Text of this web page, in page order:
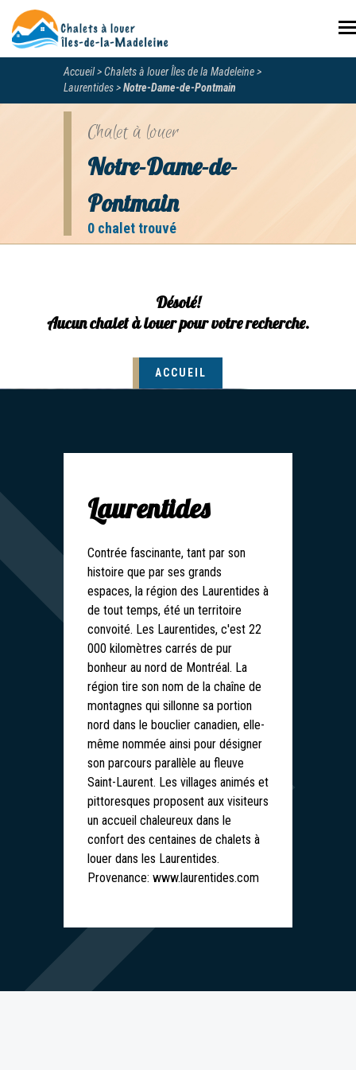
Accueil
Chalets à louer Îles de la Madeleine
Laurentides
Notre-Dame-de-Pontmain
Chalet à louer
Notre-Dame-de-
Pontmain
0 chalet trouvé
Désolé!
Aucun chalet à louer pour votre recherche.
ACCUEIL
Laurentides
Contrée fascinante, tant par son
histoire que par ses grands
espaces, la région des Laurentides à
de tout temps, été un territoire
convoité. Les Laurentides, c'est 22
000 kilomètres carrés de pur
bonheur au nord de Montréal. La
région tire son nom de la chaîne de
montagnes qui sillonne sa portion
nord dans le bouclier canadien, elle-
même nommée ainsi pour désigner
son parcours parallèle au fleuve
Saint-Laurent. Les villages animés et
pittoresques proposent aux visiteurs
un accueil chaleureux dans le
confort des centaines de chalets à
louer dans les Laurentides.
Provenance: www.laurentides.com